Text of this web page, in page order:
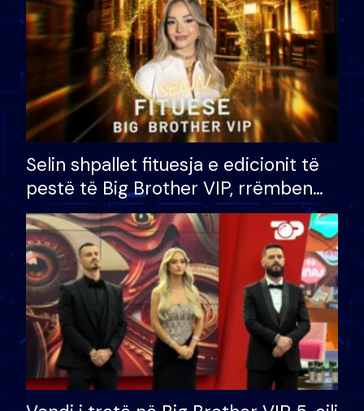
Selin shpallet fituesja e edicionit të
pestë të Big Brother VIP, rrëmben
çmimin e madh prej 100 mijë eurosh